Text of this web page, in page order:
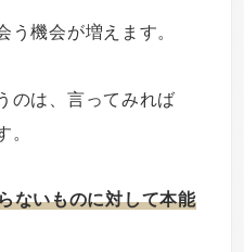
機会が増えます。
のは、言ってみれば
。
ないものに対して本能